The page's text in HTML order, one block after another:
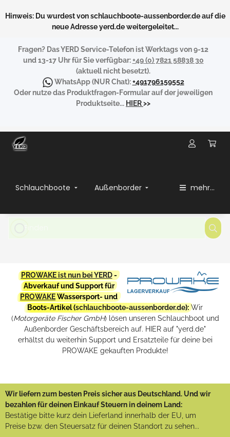
Hinweis: Du wurdest von schlauchboote-aussenborder.de auf die
neue Adresse yerd.de weitergeleitet...
Fragen? Das YERD Service-Telefon ist Werktags von 9-12
und 13-17 Uhr für Sie verfügbar:+49 (0) 7821 58838 30
(aktuell nicht besetzt).
WhatsApp(NUR Chat):+491796159552
Oder nutze das Produktfragen-Formular auf der jeweiligen
Produktseite... HIER>>
Schlauchboote Außenborder mehr...
PROWAKE ist nun bei YERD-
Abverkauf und Support für
PROWAKEWassersport- und
Boots-Artikel (schlauchboote-aussenborder.de): Wir
(Motorgeräte Fischer GmbH) lösen unseren Schlauchboot und
Außenborder Geschäftsbereich auf. HIER auf "yerd.de"
erhältst du weiterhin Support und Ersatzteile für deine bei
PROWAKE gekauften Produkte!
Wir liefern zum besten Preis sicher aus Deutschland. Und wir
bezahlen für deinen Einkauf Steuern in deinem Land:
Bestätige bitte kurz dein Lieferland innerhalb der EU, um
Preise bzw. den Steuersatz für deinen Standort zu sehen...